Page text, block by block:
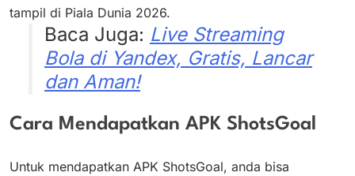
tampil di Piala Dunia 2026.
Baca Juga: Live Streaming
Bola di Yandex, Gratis, Lancar
dan Aman!
Cara Mendapatkan APK ShotsGoal
Untuk mendapatkan APK ShotsGoal, anda bisa